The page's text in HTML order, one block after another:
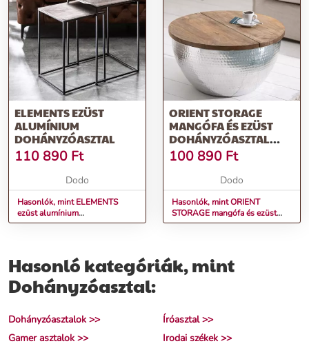
ELEMENTS EZÜST
ALUMÍNIUM
DOHÁNYZÓASZTAL
110 890 Ft
Dodo
Hasonlók, mint ELEMENTS
ezüst alumínium
dohányzóasztal
ORIENT STORAGE
MANGÓFA ÉS EZÜST
DOHÁNYZÓASZTAL
60CM
100 890 Ft
Dodo
Hasonlók, mint ORIENT
STORAGE mangófa és ezüst
dohányzóasztal 60cm
Hasonló kategóriák, mint
Dohányzóasztal:
Dohányzóasztalok >>
Íróasztal >>
Gamer asztalok >>
Irodai székek >>